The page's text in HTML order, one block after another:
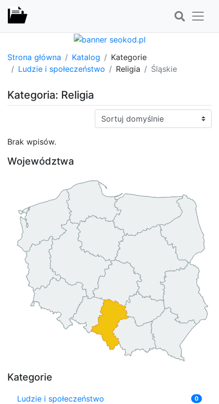
Strona główna Katalog
Kategorie
Ludzie i społeczeństwo
Religia Śląskie
Kategoria: Religia
Sortuj:
Brak wpisów.
Województwa
Kategorie
Ludzie i społeczeństwo 0